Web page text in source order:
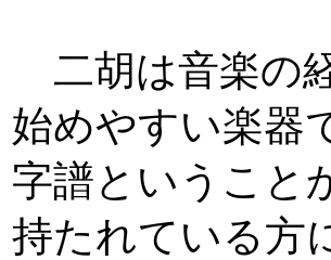
二胡は音楽の
始めやすい楽器
字譜ということ
持たれている方